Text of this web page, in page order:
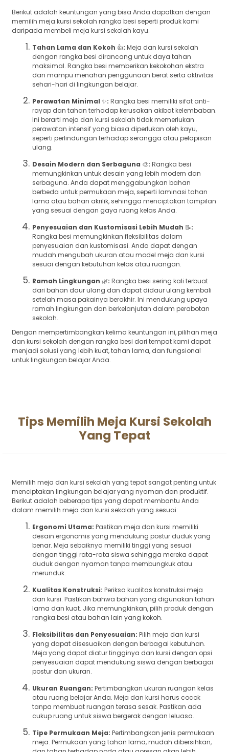
Berikut adalah keuntungan yang bisa Anda dapatkan dengan
memilih meja kursi sekolah rangka besi seperti produk kami
daripada membeli meja kursi sekolah kayu.
Tahan Lama dan Kokoh 👍: Meja dan kursi sekolah
dengan rangka besi dirancang untuk daya tahan
maksimal. Rangka besi memberikan kekokohan ekstra
dan mampu menahan penggunaan berat serta aktivitas
sehari-hari di lingkungan belajar.
Perawatan Minimal ✨: Rangka besi memiliki sifat anti-
rayap dan tahan terhadap kerusakan akibat kelembaban.
Ini berarti meja dan kursi sekolah tidak memerlukan
perawatan intensif yang biasa diperlukan oleh kayu,
seperti perlindungan terhadap serangga atau pelapisan
ulang.
Desain Modern dan Serbaguna 🎨: Rangka besi
memungkinkan untuk desain yang lebih modern dan
serbaguna. Anda dapat menggabungkan bahan
berbeda untuk permukaan meja, seperti laminasi tahan
lama atau bahan akrilik, sehingga menciptakan tampilan
yang sesuai dengan gaya ruang kelas Anda.
Penyesuaian dan Kustomisasi Lebih Mudah 📝:
Rangka besi memungkinkan fleksibilitas dalam
penyesuaian dan kustomisasi. Anda dapat dengan
mudah mengubah ukuran atau model meja dan kursi
sesuai dengan kebutuhan kelas atau ruangan.
Ramah Lingkungan 🌿: Rangka besi sering kali terbuat
dari bahan daur ulang dan dapat didaur ulang kembali
setelah masa pakainya berakhir. Ini mendukung upaya
ramah lingkungan dan berkelanjutan dalam perabotan
sekolah.
Dengan mempertimbangkan kelima keuntungan ini, pilihan meja
dan kursi sekolah dengan rangka besi dari tempat kami dapat
menjadi solusi yang lebih kuat, tahan lama, dan fungsional
untuk lingkungan belajar Anda.
Tips Memilih Meja Kursi Sekolah
Yang Tepat
Memilih meja dan kursi sekolah yang tepat sangat penting untuk
menciptakan lingkungan belajar yang nyaman dan produktif.
Berikut adalah beberapa tips yang dapat membantu Anda
dalam memilih meja dan kursi sekolah yang sesuai:
Ergonomi Utama: Pastikan meja dan kursi memiliki
desain ergonomis yang mendukung postur duduk yang
benar. Meja sebaiknya memiliki tinggi yang sesuai
dengan tinggi rata-rata siswa sehingga mereka dapat
duduk dengan nyaman tanpa membungkuk atau
merunduk.
Kualitas Konstruksi: Periksa kualitas konstruksi meja
dan kursi. Pastikan bahwa bahan yang digunakan tahan
lama dan kuat. Jika memungkinkan, pilih produk dengan
rangka besi atau bahan lain yang kokoh.
Fleksibilitas dan Penyesuaian: Pilih meja dan kursi
yang dapat disesuaikan dengan berbagai kebutuhan.
Meja yang dapat diatur tingginya dan kursi dengan opsi
penyesuaian dapat mendukung siswa dengan berbagai
postur dan ukuran.
Ukuran Ruangan: Pertimbangkan ukuran ruangan kelas
atau ruang belajar Anda. Meja dan kursi harus cocok
tanpa membuat ruangan terasa sesak. Pastikan ada
cukup ruang untuk siswa bergerak dengan leluasa.
Tipe Permukaan Meja: Pertimbangkan jenis permukaan
meja. Permukaan yang tahan lama, mudah dibersihkan,